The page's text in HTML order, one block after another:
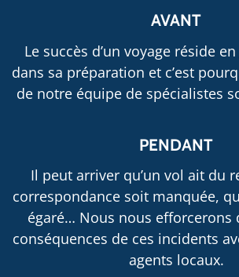
AVANT
Le succès d’un voyage réside
dans sa préparation et c’est
de notre équipe de spécialistes
PENDANT
Il peut arriver qu’un vol ait du
correspondance soit manquée,
égaré… Nous nous efforcerons
conséquences de ces incidents
agents locaux.